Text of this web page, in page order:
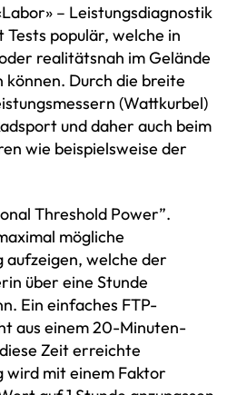
– Leistungsdiagnostik
populär, welche in
realitätsnah im Gelände
Durch die breite
(Wattkurbel)
und daher auch beim
wie beispielsweise der
Threshold Power”.
mögliche
aufzeigen, welche der
über eine Stunde
Ein einfaches FTP-
aus einem 20-Minuten-
Zeit erreichte
wird mit einem Faktor